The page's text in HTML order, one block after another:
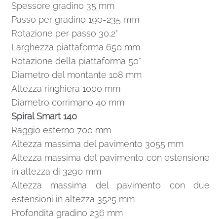
Spessore gradino 35 mm
Passo per gradino 190-235 mm
Rotazione per passo 30,2°
Larghezza piattaforma 650 mm
Rotazione della piattaforma 50°
Diametro del montante 108 mm
Altezza ringhiera 1000 mm
Diametro corrimano 40 mm
Spiral Smart 140
Raggio esterno 700 mm
Altezza massima del pavimento 3055 mm
Altezza massima del pavimento con estensione
in altezza di 3290 mm
Altezza massima del pavimento con due
estensioni in altezza 3525 mm
Profondità gradino 236 mm